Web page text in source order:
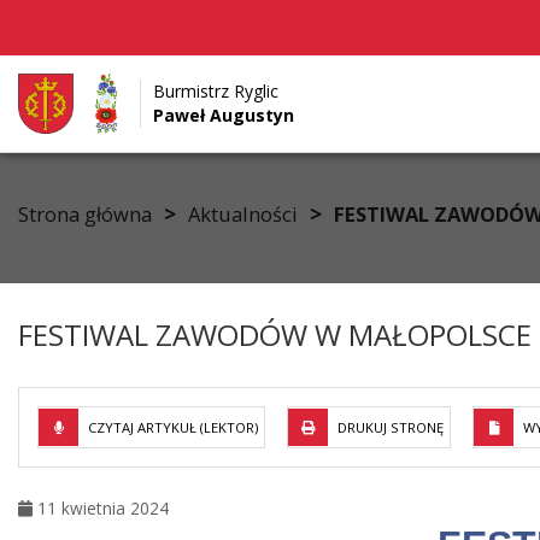
Przejdź do menu
Przejdź do głównej treści strony
Przejdź do stopki strony
Burmistrz Ryglic
Paweł Augustyn
Strona główna > Aktualności > FESTIWAL
FESTIWAL ZAWODÓW W MAŁOPOLSCE
CZYTAJ ARTYKUŁ (LEKTOR) DRUKUJ STRONĘ
11 kwietnia 2024